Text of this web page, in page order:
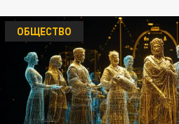
ОБЩЕСТВО